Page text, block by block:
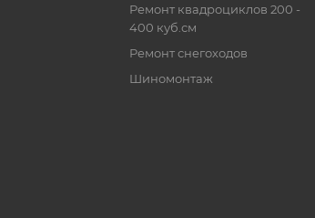
Ремонт квадроциклов 200 -
400 куб.см
Ремонт снегоходов
Шиномонтаж